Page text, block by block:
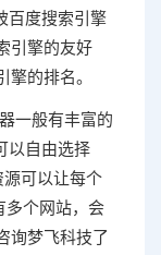
百度搜索引擎
引擎的友好
的排名。
一般有丰富的
以自由选择
可以让每个
多个网站，会
询梦飞科技了